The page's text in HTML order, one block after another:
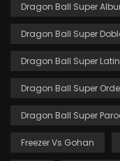
Dragon Ball Super
Dragon Ball Super
Dragon Ball Super
Dragon Ball Super
Dragon Ball Super
Freezer Vs Gohan